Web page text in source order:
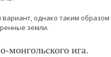
однако таким
земли.
монгольского ига.